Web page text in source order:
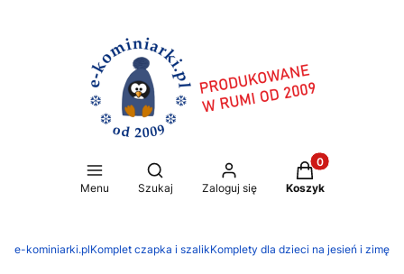
Menu
Otwórz wyszukiwarkę
Szukaj Zaloguj się
Produkty w
Koszyk
e-kominiarki.plKomplet czapka i szalikKomplety dla dzieci na jesień i zimę